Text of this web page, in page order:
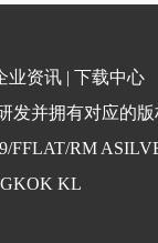
业资讯 | 下载中心
并拥有对应的版
FFLAT/RM
KL